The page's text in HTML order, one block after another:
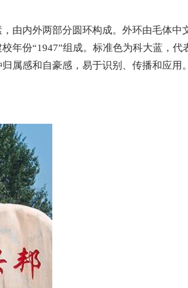
由内外两部分圆环构成。外环由毛体中
年份“1947”组成。标准色为科大蓝，代
属感和自豪感，易于识别、传播和应用。